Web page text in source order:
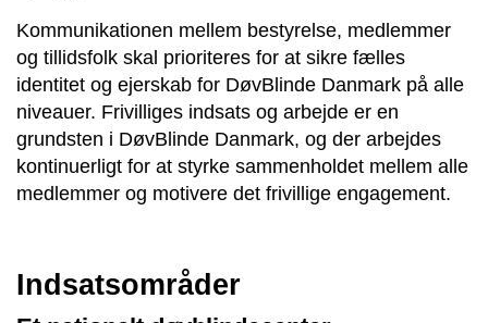
Kommunikationen mellem bestyrelse, medlemmer
og tillidsfolk skal prioriteres for at sikre fælles
identitet og ejerskab for DøvBlinde Danmark på alle
niveauer. Frivilliges indsats og arbejde er en
grundsten i DøvBlinde Danmark, og der arbejdes
kontinuerligt for at styrke sammenholdet mellem alle
medlemmer og motivere det frivillige engagement.
Indsatsområder